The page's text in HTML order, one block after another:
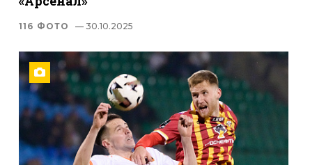
116 ФОТО — 30.10.2025